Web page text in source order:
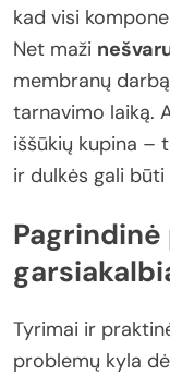
kad visi
Net maži
membranų
tarnavimo laiką.
iššūkių kupina –
ir dulkės gali
Tyrimai ir
problemų kyla